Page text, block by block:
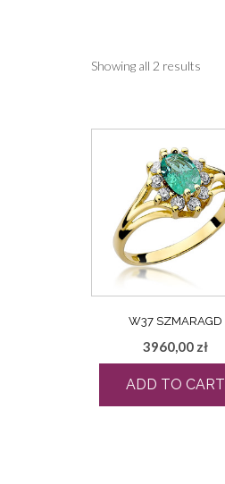
Showing all 2 results
W37 SZMARAGD
3960,00 zł
ADD TO CART